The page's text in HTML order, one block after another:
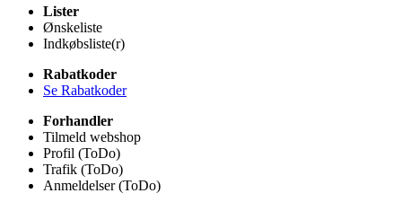
Lister
Ønskeliste
Indkøbsliste(r)
Rabatkoder
Se Rabatkoder
Forhandler
Tilmeld webshop
Profil (ToDo)
Trafik (ToDo)
Anmeldelser (ToDo)